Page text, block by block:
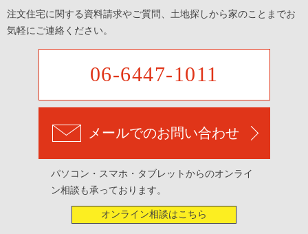
注文住宅に関する資料請求やご質問、土地探しから家のことまでお
気軽にご連絡ください。
06-6447-1011
メールでのお問い合わせ
パソコン・スマホ・タブレットからのオンライ
ン相談も承っております。
オンライン相談はこちら